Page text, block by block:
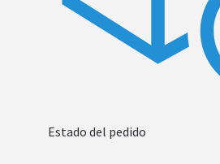
Estado del pedido